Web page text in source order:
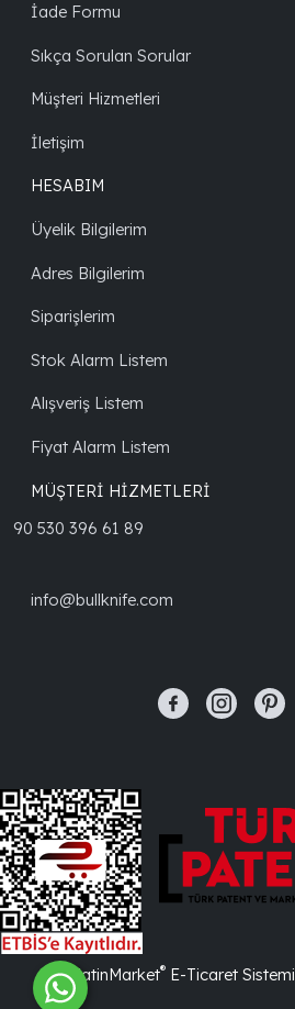
İade Formu
Sıkça Sorulan Sorular
Müşteri Hizmetleri
İletişim
HESABIM
Üyelik Bilgilerim
Adres Bilgilerim
Siparişlerim
Stok Alarm Listem
Alışveriş Listem
Fiyat Alarm Listem
MÜŞTERİ HİZMETLERİ
90 530 396 61 89
info@bullknife.com
PlatinMarket® E-Ticaret Sistemi